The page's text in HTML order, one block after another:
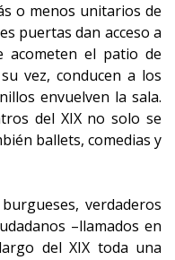
o menos unitarios de
puertas dan acceso a
acometen el patio de
vez, conducen a los
envuelven la sala.
del XIX no solo se
ballets, comedias y
verdaderos
–llamados en
del XIX toda una